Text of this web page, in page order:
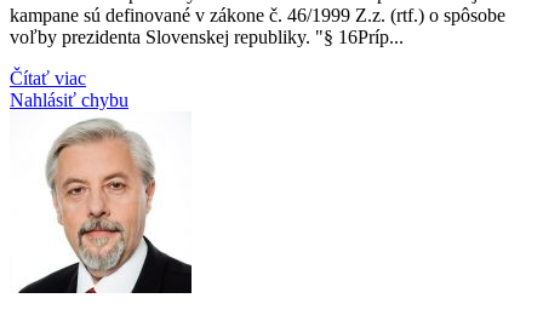
kampane sú definované v zákone č. 46/1999 Z.z. (rtf.) o spôsobe
voľby prezidenta Slovenskej republiky. "§ 16Príp...
Čítať viac
Nahlásiť chybu